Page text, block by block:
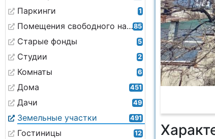
Паркинги 1
Помещения свободного назначения85
Старые фонды 5
Студии 2
Комнаты 6
Дома 451
Дачи 49
Земельные участки 491
Гостиницы 12